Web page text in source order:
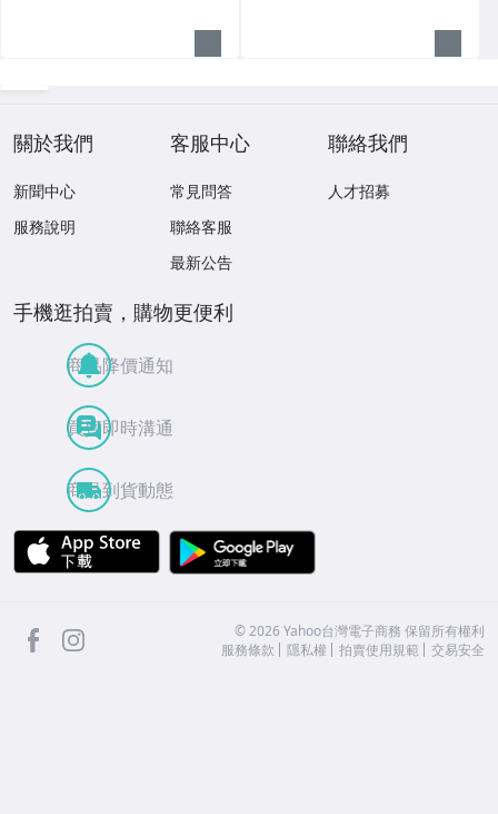
關於我們
新聞中心
服務說明
客服中心
常見問答
聯絡客服
最新公告
聯絡我們
人才招募
手機逛拍賣，購物更便利
商品降價通知
買賣即時溝通
商品到貨動態
APP Store
facebook ©2026 Yahoo台灣電子商務 保留所有權利
服務條款
隱私權 拍賣使用規範 交易安全